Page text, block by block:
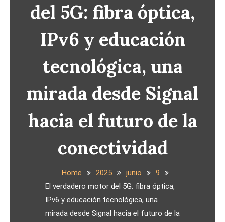
del 5G: fibra óptica,
IPv6 y educación
tecnológica, una
mirada desde Signal
hacia el futuro de la
conectividad
Home 2025 junio
9
El verdadero motor del 5G: fibra óptica,
IPv6 y educación tecnológica, una
mirada desde Signal hacia el futuro de la